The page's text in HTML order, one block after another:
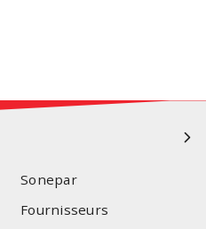
Sonepar
Fournisseurs